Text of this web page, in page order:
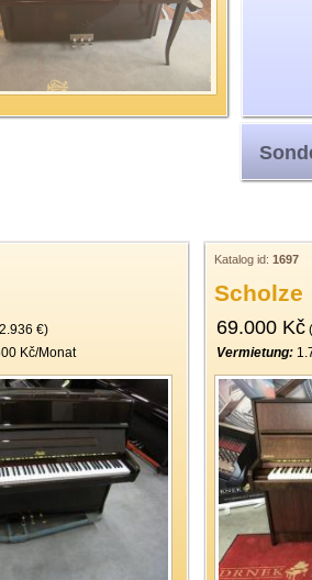
€)
Kč/Monat
Katalog id: 1697
Scholze
69.000 Kč
Vermietung: